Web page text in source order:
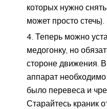
которых нужно
может просто стечь).
Теперь можно
медогонку, но
стороне движения.
аппарат
было перевеса и
Старайтесь краник